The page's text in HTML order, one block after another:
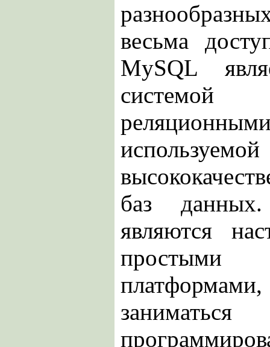
весьма
MySQL
баз
являются
простыми